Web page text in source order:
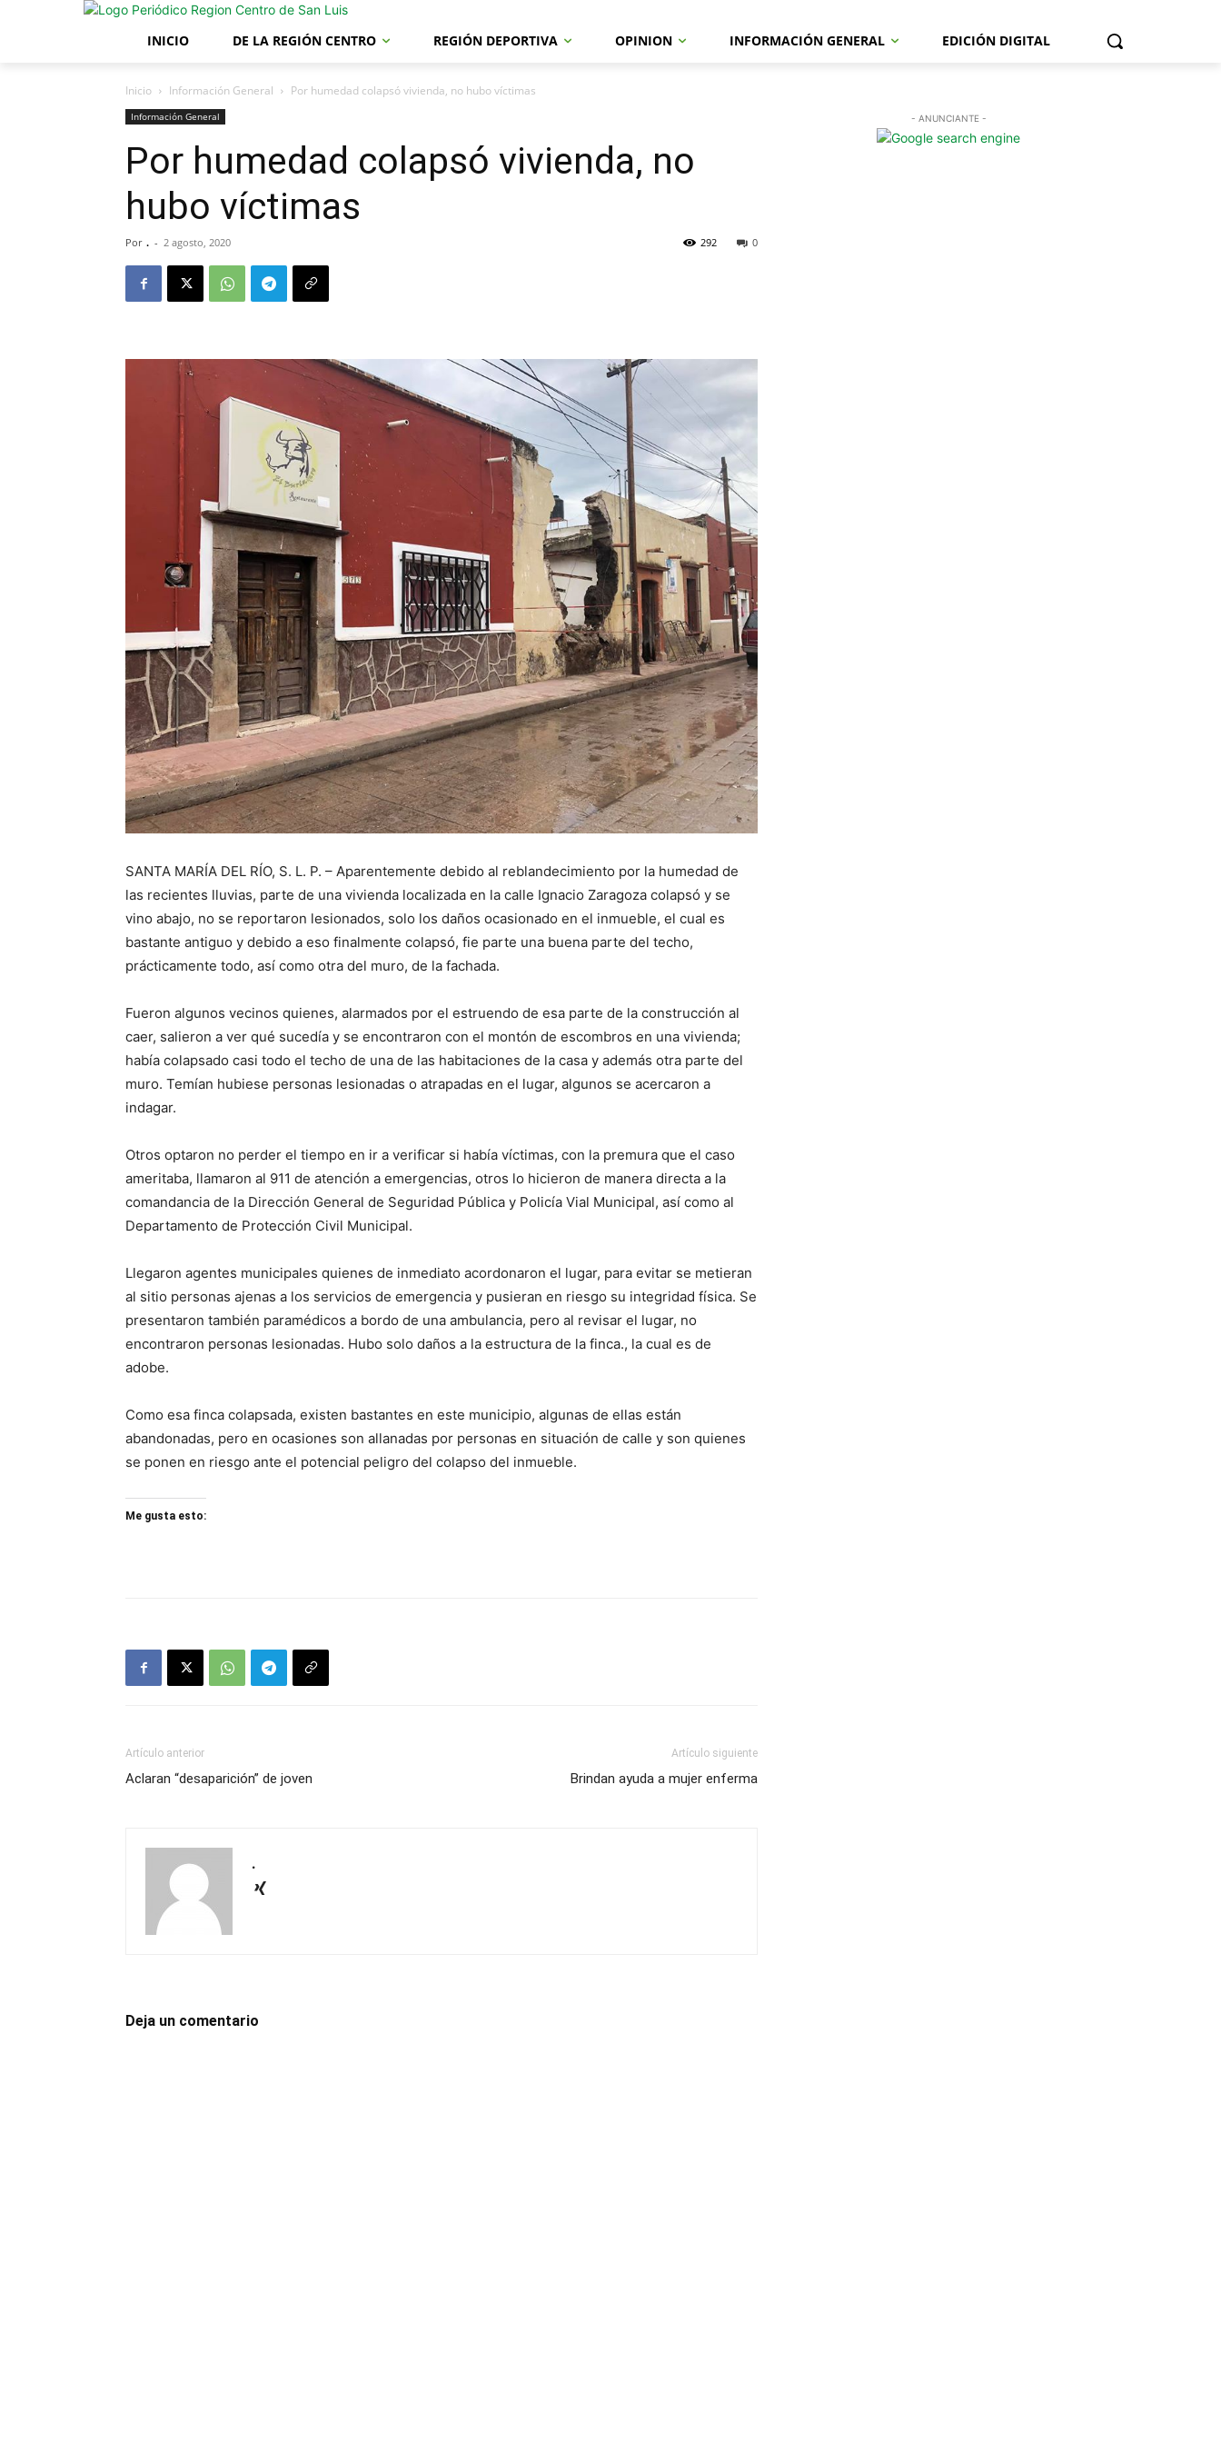
INICIO DE LA REGIÓN CENTRO REGIÓN DEPORTIVA OPINION INFORMACIÓN GENERAL EDICIÓN DIGITAL
Inicio Información General Por humedad colapsó vivienda, no hubo víctimas
Información General
Por humedad colapsó vivienda, no
hubo víctimas
Por . - 2 agosto, 2020 0
292
SANTA MARÍA DEL RÍO, S. L. P. – Aparentemente debido al reblandecimiento por la humedad de
las recientes lluvias, parte de una vivienda localizada en la calle Ignacio Zaragoza colapsó y se
vino abajo, no se reportaron lesionados, solo los daños ocasionado en el inmueble, el cual es
bastante antiguo y debido a eso finalmente colapsó, fie parte una buena parte del techo,
prácticamente todo, así como otra del muro, de la fachada.
Fueron algunos vecinos quienes, alarmados por el estruendo de esa parte de la construcción al
caer, salieron a ver qué sucedía y se encontraron con el montón de escombros en una vivienda;
había colapsado casi todo el techo de una de las habitaciones de la casa y además otra parte del
muro. Temían hubiese personas lesionadas o atrapadas en el lugar, algunos se acercaron a
indagar.
Otros optaron no perder el tiempo en ir a verificar si había víctimas, con la premura que el caso
ameritaba, llamaron al 911 de atención a emergencias, otros lo hicieron de manera directa a la
comandancia de la Dirección General de Seguridad Pública y Policía Vial Municipal, así como al
Departamento de Protección Civil Municipal.
Llegaron agentes municipales quienes de inmediato acordonaron el lugar, para evitar se metieran
al sitio personas ajenas a los servicios de emergencia y pusieran en riesgo su integridad física. Se
presentaron también paramédicos a bordo de una ambulancia, pero al revisar el lugar, no
encontraron personas lesionadas. Hubo solo daños a la estructura de la finca., la cual es de
adobe.
Como esa finca colapsada, existen bastantes en este municipio, algunas de ellas están
abandonadas, pero en ocasiones son allanadas por personas en situación de calle y son quienes
se ponen en riesgo ante el potencial peligro del colapso del inmueble.
Me gusta esto:
Artículo anterior
Aclaran “desaparición” de joven
Artículo siguiente
Brindan ayuda a mujer enferma
.
Deja un comentario
- ANUNCIANTE -